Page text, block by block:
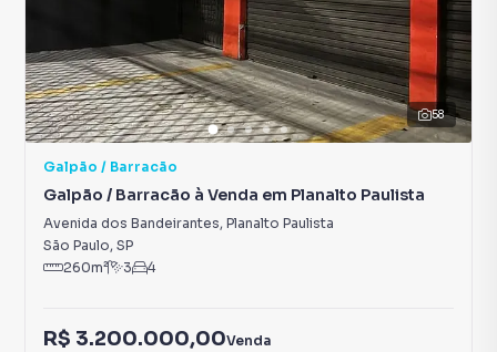
58
Galpão / Barracão
Galpão / Barracão à Venda em Planalto Paulista
Avenida dos Bandeirantes, Planalto Paulista
São Paulo, SP
260m² 3 4
R$ 3.200.000,00Venda